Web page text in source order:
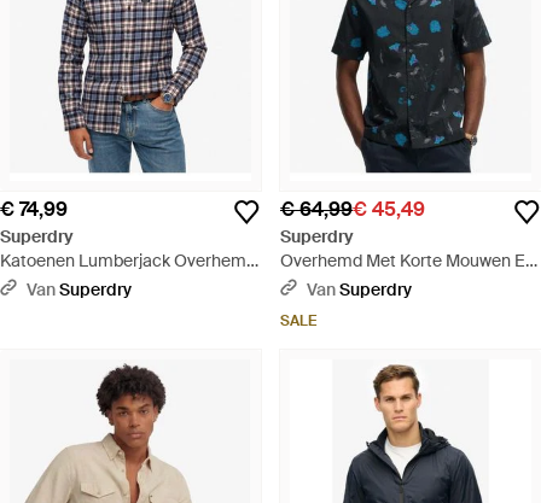
€ 74,99
Superdry
Katoenen Lumberjack Overhemd
Met Lange Mouwen - Blauw
VanSuperdry
€ 64,99€ 45,49
Superdry
Overhemd Met Korte Mouwen En
Cabana-print - Blauw
VanSuperdry
SALE